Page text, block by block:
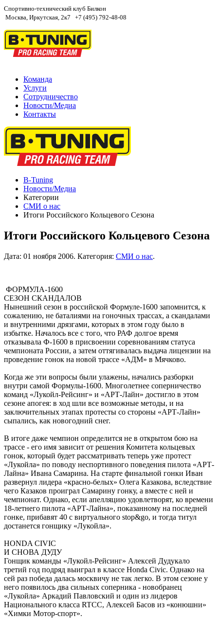
Спортивно-технический клуб Билкон
Москва, Иркутская, 2к7
+7 (495) 792-48-08
Команда
Услуги
Сотрудничество
Новости/Медиа
Контакты
B-Tuning
Новости/Медиа
Категории
СМИ о нас
Итоги Российского Кольцевого Сезона
Итоги Российского Кольцевого Сезона
Дата: 01 ноября 2006. Категория: СМИ о нас.
ФОРМУЛА-1600
СЕЗОН СКАНДАЛОВ
Нынешний сезон в российской Формуле-1600 запомнится, к
сожалению, не баталиями на гоночных трассах, а скандалами
и внутренними дрязгами, которых в этом году было в
избытке. Началось все с того, что РАФ долгое время
отказывала Ф-1600 в присвоении соревнованиям статуса
чемпионата России, а затем оттягивалась выдача лицензии на
проведение гонок на новой трассе «АДМ» в Мячково.
Когда же эти вопросы были улажены, начались разборки
внутри самой Формулы-1600. Многолетнее соперничество
команд «Лукойл-Рейсинг» и «АРТ-Лайн» достигло в этом
сезоне апогея: в ход шли все возможные методы, и на
заключительных этапах протесты со стороны «АРТ-Лайн»
сыпались, как новогодний снег.
В итоге даже чемпион определится не в открытом бою на
трассе - его имя зависит от решения Комитета кольцевых
гонок, который будет рассматривать теперь уже протест
«Лукойла» по поводу неспортивного поведения пилота «АРТ-
Лайна» Ивана Самарина. На старте финальной гонки Иван
развернул лидера «красно-белых» Олега Казакова, вследствие
чего Казаков проиграл Самарину гонку, а вместе с ней и
чемпионат. Однако, если апелляцию удовлетворят, ко времени
18-летнего пилота «АРТ-Лайна», показанному на последней
гонке, прибавят 40 с виртуального stop&go, и тогда титул
достанется гонщику «Лукойла».
HONDA CIVIC
И СНОВА ДУДУ
Гонщик команды «Лукойл-Рейсинг» Алексей Дудукало
третий год подряд выиграл в классе Honda Civic. Однако на
сей раз победа далась москвичу не так легко. В этом сезоне у
него появилось два сильных соперника - новобранец
«Лукойла» Аркадий Павловский и один из лидеров
Национального класса RTCC, Алексей Басов из «конюшни»
«Химки Мотор-спорт».